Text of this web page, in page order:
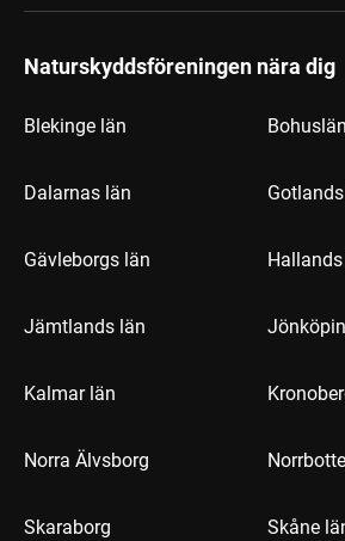
Naturskyddsföreningen nära dig
Blekinge län Bohuslän
Dalarnas län
Gävleborgs län
Jämtlands län
Kalmar län
Norra Älvsborg
Skaraborg Skåne